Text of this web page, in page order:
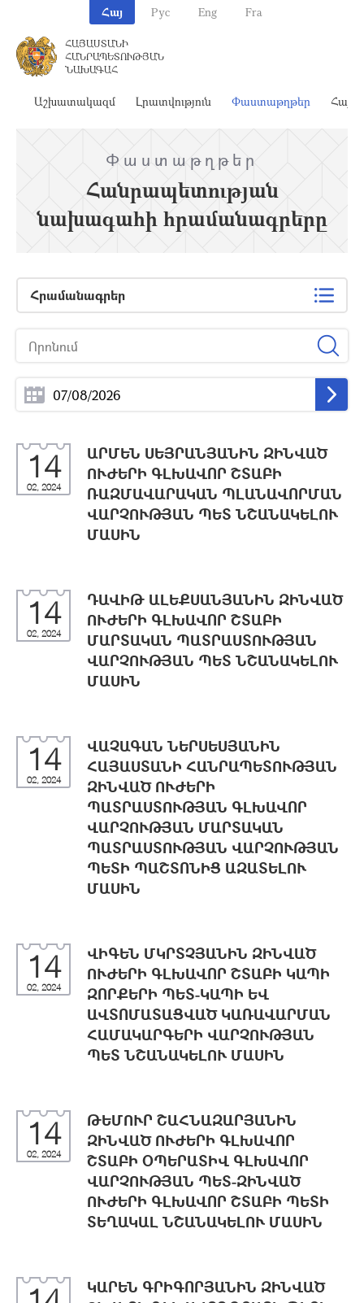
Հայ Рус Eng Fra
ՀԱՅԱՍՏԱՆԻ
ՀԱՆՐԱՊԵՏՈՒԹՅԱՆ
ՆԱԽԱԳԱՀ
Աշխատակազմ Լրատվություն Փաստաթղթեր
Փաստաթղթեր
Հանրապետության
նախագահի հրամանագրերը
Հրամանագրեր
14
02, 2024
ԱՐՄԵՆ ՍԵՅՐԱՆՅԱՆԻՆ ԶԻՆՎԱԾ
ՈՒԺԵՐԻ ԳԼԽԱՎՈՐ ՇՏԱԲԻ
ՌԱԶՄԱՎԱՐԱԿԱՆ ՊԼԱՆԱՎՈՐՄԱՆ
ՎԱՐՉՈՒԹՅԱՆ ՊԵՏ ՆՇԱՆԱԿԵԼՈՒ
ՄԱՍԻՆ
14
02, 2024
ԴԱՎԻԹ ԱԼԵՔՍԱՆՅԱՆԻՆ ԶԻՆՎԱԾ
ՈՒԺԵՐԻ ԳԼԽԱՎՈՐ ՇՏԱԲԻ
ՄԱՐՏԱԿԱՆ ՊԱՏՐԱՍՏՈՒԹՅԱՆ
ՎԱՐՉՈՒԹՅԱՆ ՊԵՏ ՆՇԱՆԱԿԵԼՈՒ
ՄԱՍԻՆ
14
02, 2024
ՎԱՉԱԳԱՆ ՆԵՐՍԵՍՅԱՆԻՆ
ՀԱՅԱՍՏԱՆԻ ՀԱՆՐԱՊԵՏՈՒԹՅԱՆ
ԶԻՆՎԱԾ ՈՒԺԵՐԻ
ՊԱՏՐԱՍՏՈՒԹՅԱՆ ԳԼԽԱՎՈՐ
ՎԱՐՉՈՒԹՅԱՆ ՄԱՐՏԱԿԱՆ
ՊԱՏՐԱՍՏՈՒԹՅԱՆ ՎԱՐՉՈՒԹՅԱՆ
ՊԵՏԻ ՊԱՇՏՈՆԻՑ ԱԶԱՏԵԼՈՒ
ՄԱՍԻՆ
14
02, 2024
ՎԻԳԵՆ ՄԿՐՏՉՅԱՆԻՆ ԶԻՆՎԱԾ
ՈՒԺԵՐԻ ԳԼԽԱՎՈՐ ՇՏԱԲԻ ԿԱՊԻ
ԶՈՐՔԵՐԻ ՊԵՏ-ԿԱՊԻ ԵՎ
ԱՎՏՈՄԱՏԱՑՎԱԾ ԿԱՌԱՎԱՐՄԱՆ
ՀԱՄԱԿԱՐԳԵՐԻ ՎԱՐՉՈՒԹՅԱՆ
ՊԵՏ ՆՇԱՆԱԿԵԼՈՒ ՄԱՍԻՆ
14
02, 2024
ԹԵՄՈՒՐ ՇԱՀՆԱԶԱՐՅԱՆԻՆ
ԶԻՆՎԱԾ ՈՒԺԵՐԻ ԳԼԽԱՎՈՐ
ՇՏԱԲԻ ՕՊԵՐԱՏԻՎ ԳԼԽԱՎՈՐ
ՎԱՐՉՈՒԹՅԱՆ ՊԵՏ-ԶԻՆՎԱԾ
ՈՒԺԵՐԻ ԳԼԽԱՎՈՐ ՇՏԱԲԻ ՊԵՏԻ
ՏԵՂԱԿԱԼ ՆՇԱՆԱԿԵԼՈՒ ՄԱՍԻՆ
ԿԱՐԵՆ ԳՐԻԳՈՐՅԱՆԻՆ ԶԻՆՎԱԾ